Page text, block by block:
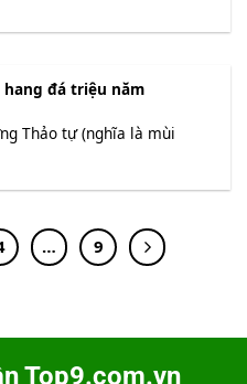
đá triệu năm
Thảo tự (nghĩa là mùi
… 9
Top9.com.vn